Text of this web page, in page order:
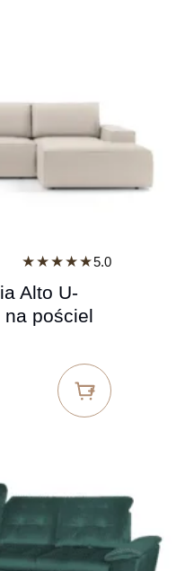
★★★★★5.0
Alto U-
na pościel